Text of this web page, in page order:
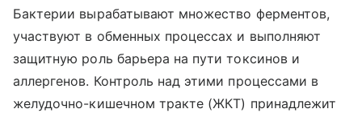
Бактерии вырабатывают множество ферментов,
участвуют в обменных процессах и выполняют
защитную роль барьера на пути токсинов и
аллергенов. Контроль над этими процессами в
желудочно-кишечном тракте (ЖКТ) принадлежит